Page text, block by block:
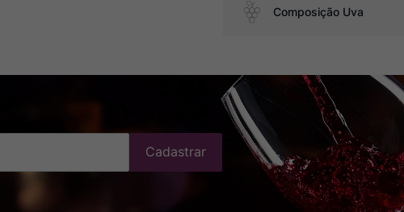
Composição Uva
Cadastrar